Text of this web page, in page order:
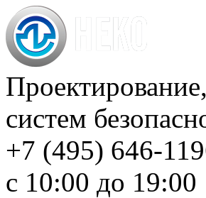
систем
+7 (495) 646-
с 10:00 до 19:00